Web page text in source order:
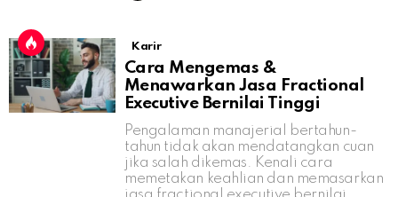
Karir
Cara Mengemas &
Menawarkan Jasa Fractional
Executive Bernilai Tinggi
Pengalaman manajerial bertahun-
tahun tidak akan mendatangkan cuan
jika salah dikemas. Kenali cara
memetakan keahlian dan memasarkan